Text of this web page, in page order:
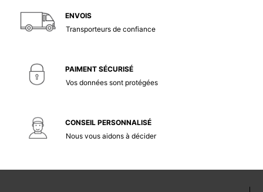
ENVOIS
Transporteurs de confiance
PAIMENT SÉCURISÉ
Vos données sont protégées
CONSEIL PERSONNALISÉ
Nous vous aidons à décider